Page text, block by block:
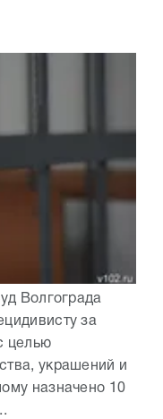
Волгограда
за
целью
украшений и
назначено 10